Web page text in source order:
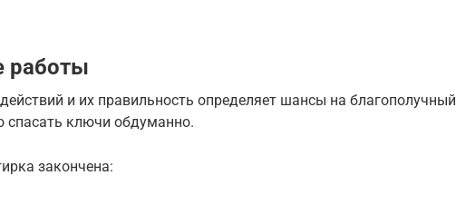
работы
и их правильность определяет шансы на благополучный
спасать ключи обдуманно.
закончена: